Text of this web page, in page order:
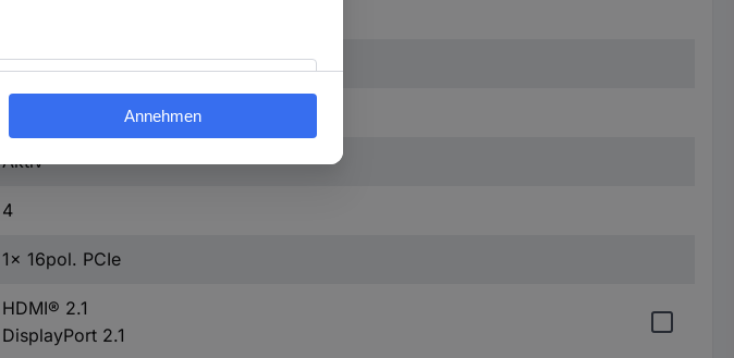
116.6 mm
Aktiv
4
1x 16pol. PCIe
HDMI® 2.1
DisplayPort 2.1